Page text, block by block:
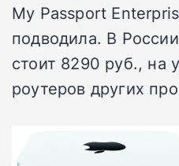
My Passport
подводила. В
стоит 8290 руб., на
роутеров других